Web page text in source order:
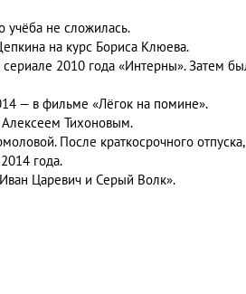
учёба не сложилась.
на курс Бориса Клюева.
2010 года «Интерны». Затем
— в фильме «Лёгок на помине».
Алексеем Тихоновым.
После краткосрочного отпуска,
года.
Царевич и Серый Волк».